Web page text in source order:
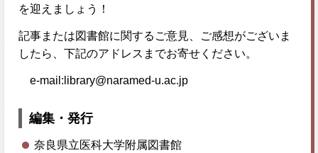
を迎えましょう！
記事または図書館に関するご意見、ご感想がございま
したら、下記のアドレスまでお寄せください。
e-mail:library@naramed-u.ac.jp
編集・発行
奈良県立医科大学附属図書館